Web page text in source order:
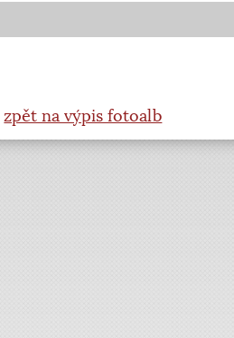
|zpět na výpis fotoalb